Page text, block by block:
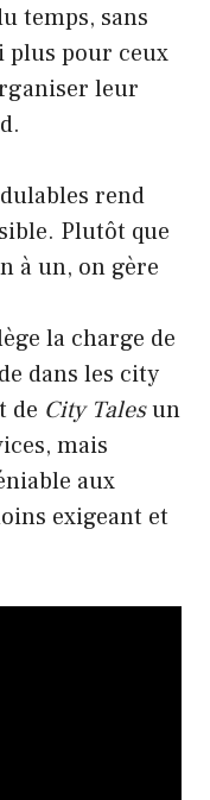
temps, sans
plus pour ceux
leur
rend
Plutôt que
à un, on gère
la charge de
dans les city
de City Talesun
mais
aux
exigeant et